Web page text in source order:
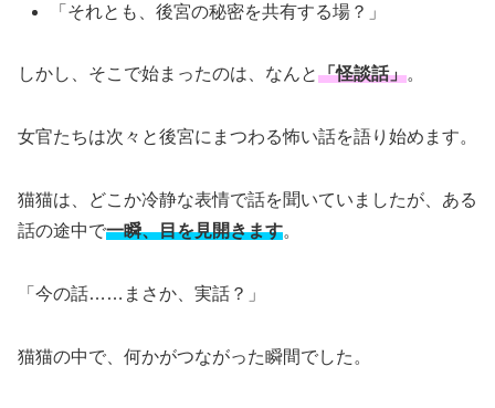
「それとも、後宮の秘密を共有する場？」
しかし、そこで始まったのは、なんと「怪談話」。
女官たちは次々と後宮にまつわる怖い話を語り始めます。
猫猫は、どこか冷静な表情で話を聞いていましたが、ある
話の途中で一瞬、目を見開きます。
「今の話……まさか、実話？」
猫猫の中で、何かがつながった瞬間でした。